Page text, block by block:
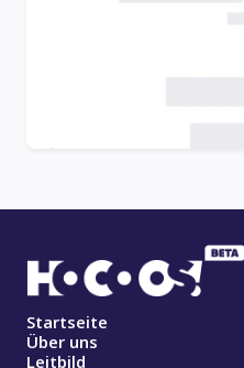
Startseite
Über uns
Leitbild